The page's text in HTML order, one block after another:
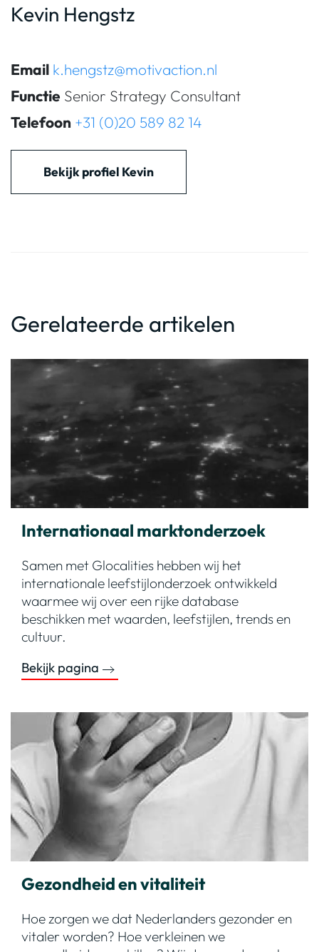
Kevin Hengstz
Email k.hengstz@motivaction.nl
Functie Senior Strategy Consultant
Telefoon +31 (0)20 589 82 14
Bekijk profiel Kevin
Gerelateerde artikelen
Internationaal marktonderzoek
Samen met Glocalities hebben wij het
internationale leefstijlonderzoek ontwikkeld
waarmee wij over een rijke database
beschikken met waarden, leefstijlen, trends en
cultuur.
Bekijk pagina
Gezondheid en vitaliteit
Hoe zorgen we dat Nederlanders gezonder en
vitaler worden? Hoe verkleinen we